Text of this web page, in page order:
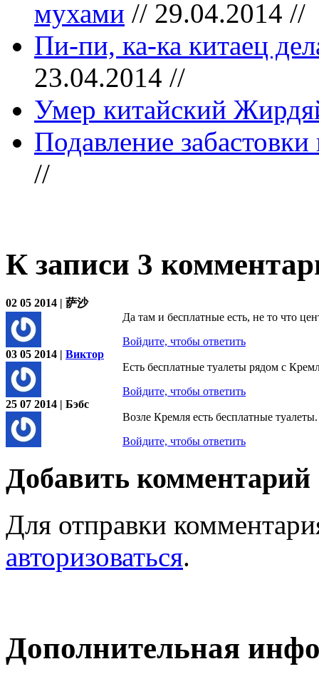
мухами // 29.04.2014 //
Пи-пи, ка-ка китаец
23.04.2014 //
Умер китайский
Подавление
//
К записи 3
02 05 2014 | 萨沙
Да там и бесплатные есть, не то что
Войдите, чтобы ответить
03 05 2014 | Виктор
Есть бесплатные туалеты рядом с
Войдите, чтобы ответить
25 07 2014 | Бэбс
Возле Кремля есть бесплатные туалеты.
Войдите, чтобы ответить
Добавить комментарий
Для отправки
авторизоваться.
Дополнительная